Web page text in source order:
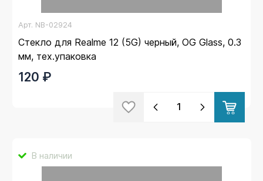
Арт. NB-02924
Стекло для Realme 12 (5G) черный, OG Glass, 0.3
мм, тех.упаковка
120 ₽
В наличии